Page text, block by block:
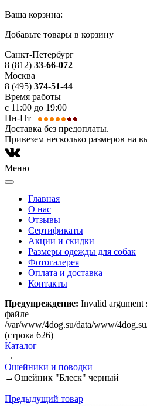
Ваша корзина:
Добавьте товары в корзину
Санкт-Петербург
8 (812) 33-66-072
Москва
8 (495) 374-51-44
Время работы
с 11:00 до 19:00
Пн-Пт
Доставка без предоплаты.
Привезем несколько размеров
Меню
Главная
О нас
Отзывы
Сертификаты
Акции и скидки
Размеры одежды для собак
Фотогалерея
Оплата и доставка
Контакты
Предупреждение: Invalid argument
файле
/var/www/4dog.su/data/www/
(строка 626)
Каталог
→
Ошейники и поводки
→Ошейник "Блеск" черный
Предыдущий товар